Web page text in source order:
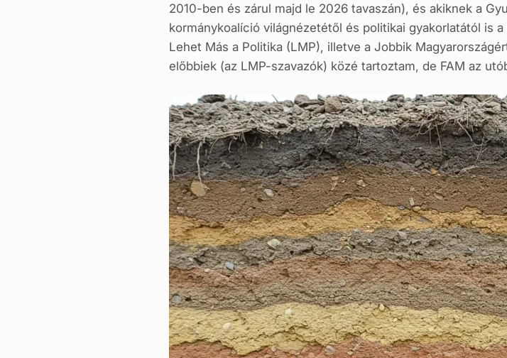
2010-ben és zárul majd le 2026 tavaszán), és akiknek a
kormánykoalíció világnézetétől és politikai gyakorlatától is
Lehet Más a Politika (LMP), illetve a Jobbik
előbbiek (az LMP-szavazók) közé tartoztam, de FAM az